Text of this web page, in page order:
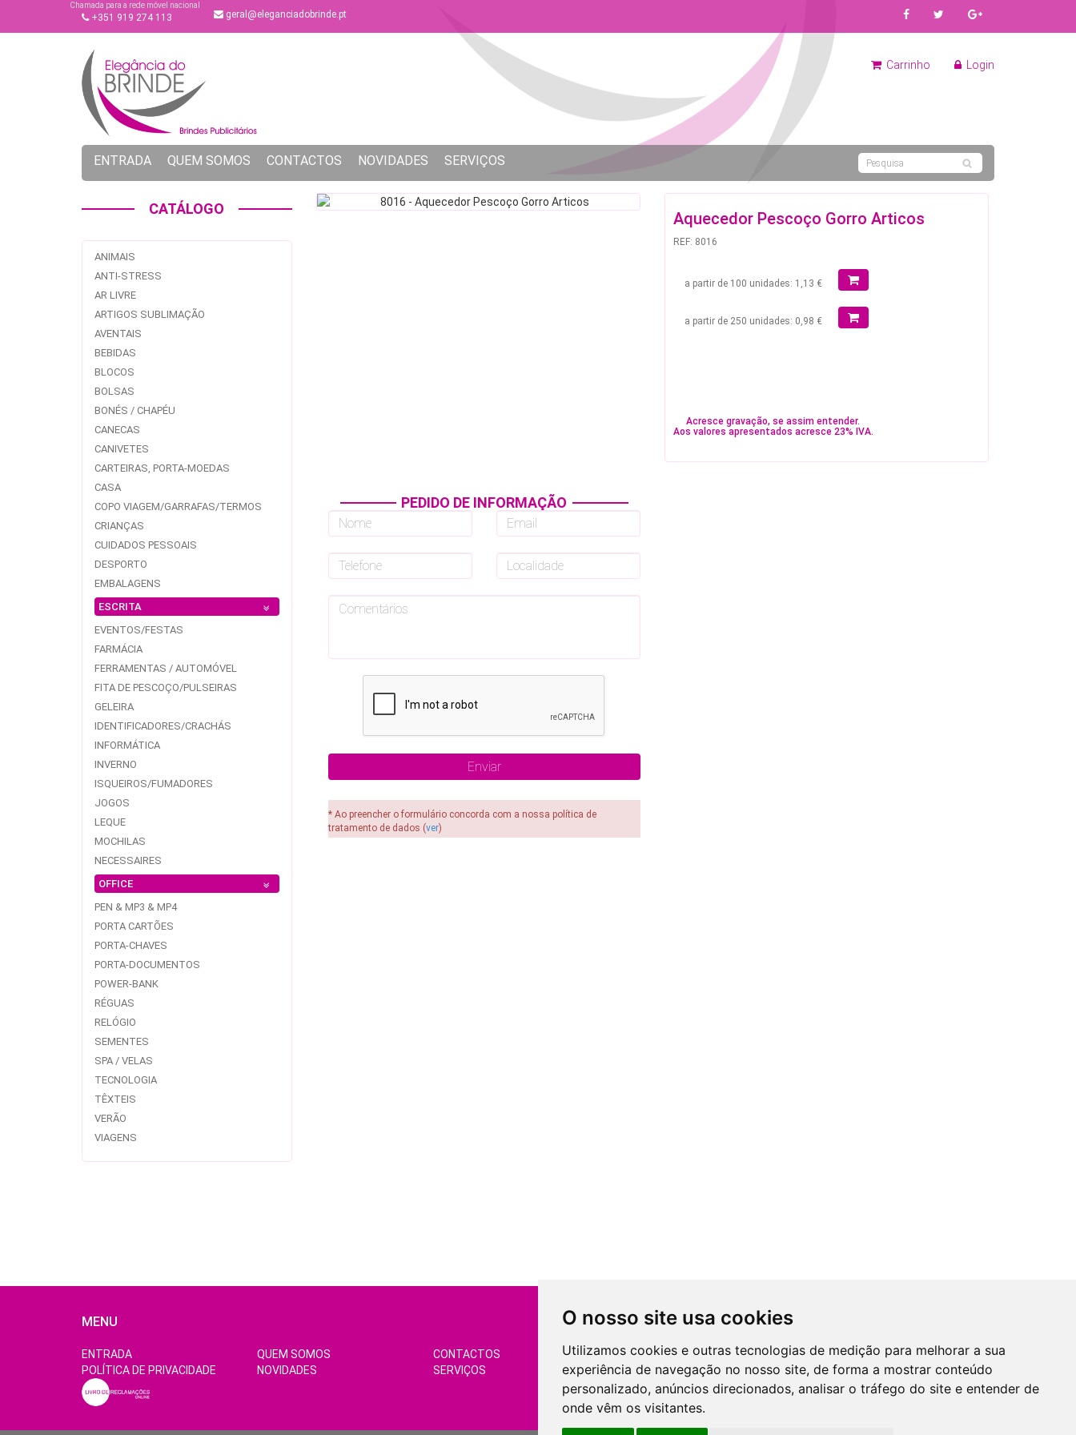
O nosso site usa cookies
Utilizamos cookies e outras tecnologias de medição para melhorar a sua
experiência de navegação no nosso site, de forma a mostrar conteúdo
personalizado, anúncios direcionados, analisar o tráfego do site e entender de
onde vêm os visitantes.
Chamada para a rede móvel nacional
+351 919 274 113 geral@eleganciadobrinde.pt
Carrinho Login
ENTRADA QUEM SOMOS CONTACTOS NOVIDADES SERVIÇOS
CATÁLOGO
ANIMAIS
ANTI-STRESS
AR LIVRE
ARTIGOS SUBLIMAÇÃO
AVENTAIS
BEBIDAS
BLOCOS
BOLSAS
BONÉS / CHAPÉU
CANECAS
CANIVETES
CARTEIRAS, PORTA-MOEDAS
CASA
COPO VIAGEM/GARRAFAS/TERMOS
CRIANÇAS
CUIDADOS PESSOAIS
DESPORTO
EMBALAGENS
ESCRITA
EVENTOS/FESTAS
FARMÁCIA
FERRAMENTAS / AUTOMÓVEL
FITA DE PESCOÇO/PULSEIRAS
GELEIRA
IDENTIFICADORES/CRACHÁS
INFORMÁTICA
INVERNO
ISQUEIROS/FUMADORES
JOGOS
LEQUE
MOCHILAS
NECESSAIRES
OFFICE
PEN & MP3 & MP4
PORTA CARTÕES
PORTA-CHAVES
PORTA-DOCUMENTOS
POWER-BANK
RÉGUAS
RELÓGIO
SEMENTES
SPA / VELAS
TECNOLOGIA
TÊXTEIS
VERÃO
VIAGENS
Aquecedor Pescoço Gorro Articos
REF: 8016
a partir de 100 unidades: 1,13 €
a partir de 250 unidades: 0,98 €
Acresce gravação, se assim entender.
Aos valores apresentados acresce 23% IVA.
PEDIDO DE INFORMAÇÃO
* Ao preencher o formulário concorda com a nossa política de
tratamento de dados (ver)
MENU
ENTRADA QUEM SOMOS CONTACTOS
CONDIÇÕES DE VENDA
POLÍTICA DE PRIVACIDADE
NOVIDADES SERVIÇOS GERIR COOKIES
SUBSCREVER NEWSLETTER
Mantenha-se informado das nossas
Promções, novidades e muito mais...